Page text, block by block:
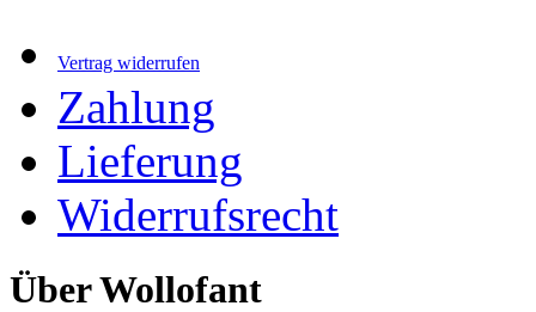
Vertrag widerrufen
Zahlung
Lieferung
Widerrufsrecht
Über Wollofant